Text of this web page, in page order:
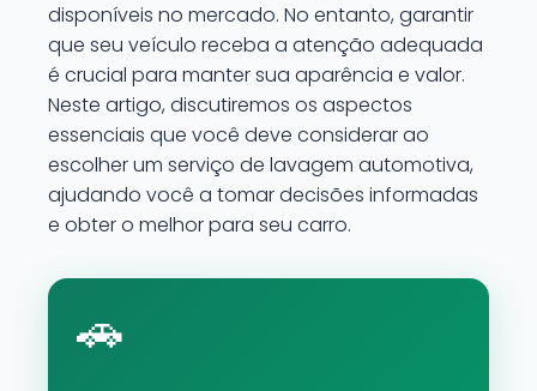
disponíveis no mercado. No entanto, garantir
que seu veículo receba a atenção adequada
é crucial para manter sua aparência e valor.
Neste artigo, discutiremos os aspectos
essenciais que você deve considerar ao
escolher um serviço de lavagem automotiva,
ajudando você a tomar decisões informadas
e obter o melhor para seu carro.
🚗